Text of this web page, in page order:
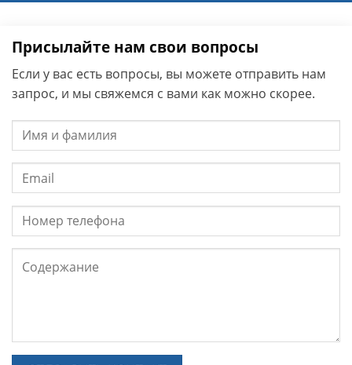
Присылайте нам свои вопросы
Если у вас есть вопросы, вы можете отправить нам
запрос, и мы свяжемся с вами как можно скорее.